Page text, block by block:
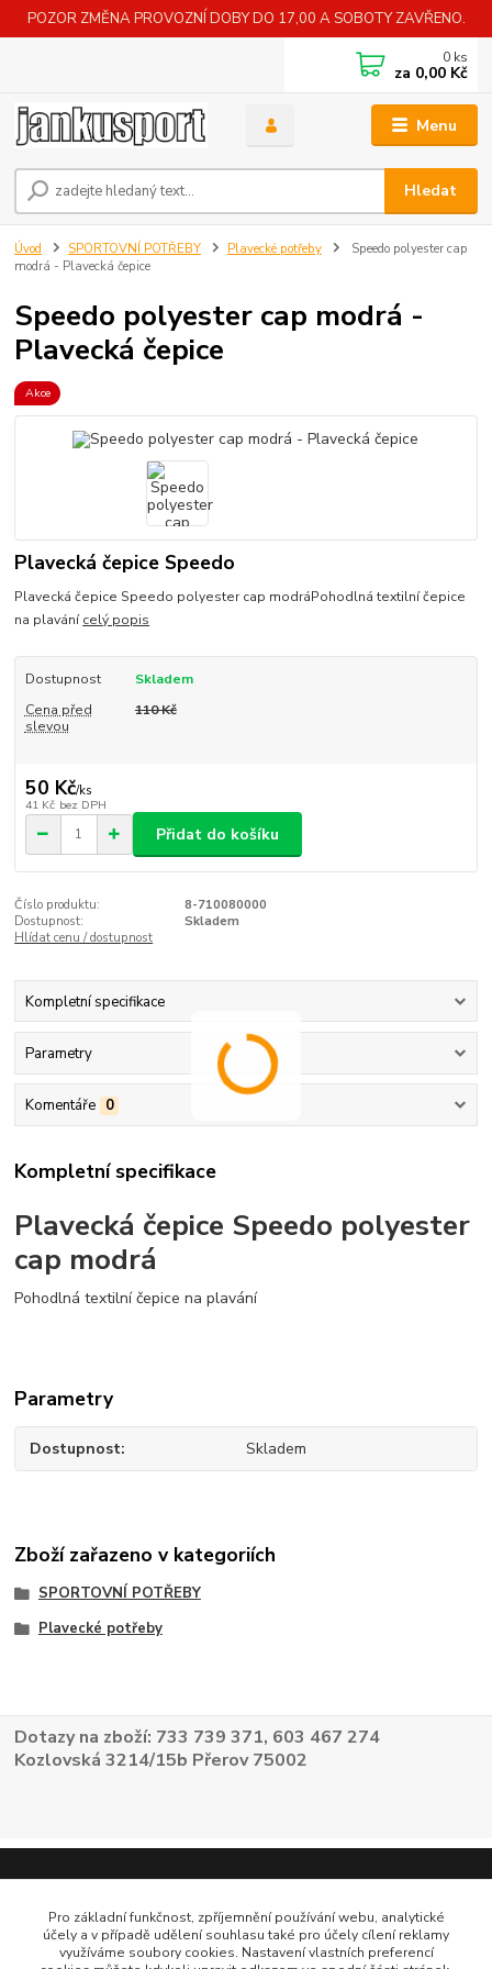
POZOR ZMĚNA PROVOZNÍ DOBY DO 17,00 A SOBOTY ZAVŘENO.
Menu
Hledat
0 ks
za 0,00 Kč
Úvod SPORTOVNÍ POTŘEBY Plavecké potřeby
Speedo polyester cap
modrá - Plavecká čepice
Speedo polyester cap modrá -
Plavecká čepice
Akce
Plavecká čepice Speedo
Plavecká čepice Speedo polyester cap modráPohodlná textilní čepice
na plavánícelý popis
Dostupnost
Skladem
Cena před
slevou
110 Kč
50 Kč/ks
41 Kč bez DPH
Přidat do košíku
Číslo produktu:
8-710080000
Dostupnost:
Skladem
Hlídat cenu / dostupnost
Kompletní specifikace
Parametry
Komentáře 0
Kompletní specifikace
Plavecká čepice Speedo polyester
cap modrá
Pohodlná textilní čepice na plavání
Parametry
Dostupnost Skladem
Zboží zařazeno v kategoriích
SPORTOVNÍ POTŘEBY
Plavecké potřeby
Dotazy na zboží: 733 739 371, 603 467 274
Kozlovská 3214/15b Přerov 75002
Pro základní funkčnost, zpříjemnění používání webu, analytické
účely a v případě udělení souhlasu také pro účely cílení reklamy
využíváme soubory cookies. Nastavení vlastních preferencí